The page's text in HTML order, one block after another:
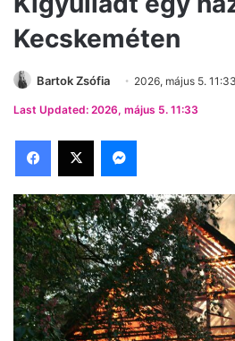
Kecskeméten
Bartok Zsófia 2026, május 5. 11:33
Last Updated: 2026, május 5. 11:33
Facebook
X Messenger